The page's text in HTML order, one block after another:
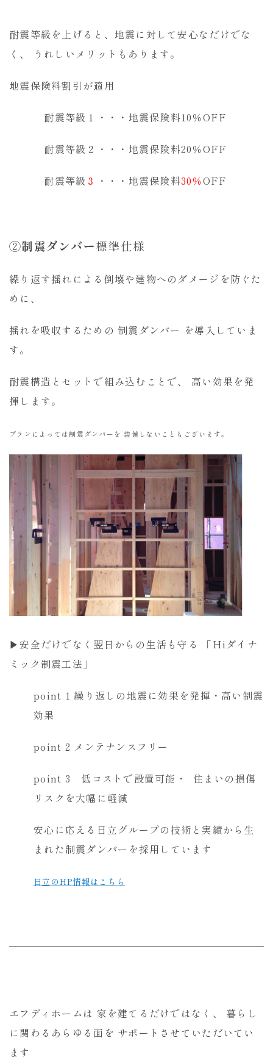
耐震等級を上げると、地震に対して安心なだけでな
く、 うれしいメリットもあります。
地震保険料割引が適用
耐震等級１・・・地震保険料10％OFF
耐震等級２・・・地震保険料20％OFF
耐震等級 ３ ・・・地震保険料30％OFF
②制震ダンバー標準仕様
繰り返す揺れによる倒壊や建物へのダメージを防ぐた
めに、
揺れを吸収するための 制震ダンバー を導入していま
す。
耐震構造とセットで組み込むことで、 高い効果を発
揮します。
プランによっては制震ダンパーを 装備しないこともございます。
▶安全だけでなく翌日からの生活も守る 「Hiダイナ
ミック制震工法」
point 1 繰り返しの地震に効果を発揮・高い制震
効果
point 2 メンテナンスフリー
point 3 低コストで設置可能・ 住まいの損傷
リスクを大幅に軽減
安心に応える日立グループの技術と実績から生
まれた制震ダンバーを採用しています
日立のHP情報はこちら
エフディホームは 家を建てるだけではなく、 暮らし
に関わるあらゆる面を サポートさせていただいてい
ます